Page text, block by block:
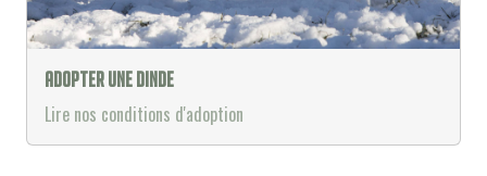
Adopter une dinde
Lire nos conditions d'adoption